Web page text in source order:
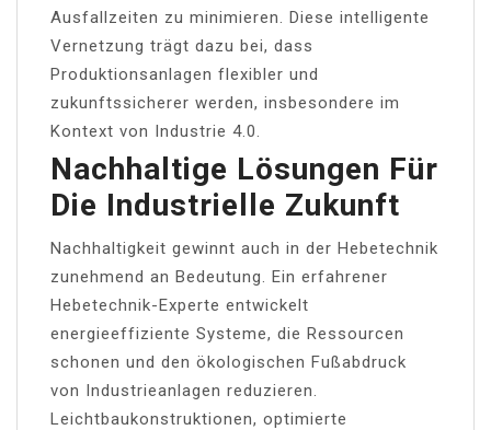
Ausfallzeiten zu minimieren. Diese intelligente
Vernetzung trägt dazu bei, dass
Produktionsanlagen flexibler und
zukunftssicherer werden, insbesondere im
Kontext von Industrie 4.0.
Nachhaltige Lösungen Für
Die Industrielle Zukunft
Nachhaltigkeit gewinnt auch in der Hebetechnik
zunehmend an Bedeutung. Ein erfahrener
Hebetechnik-Experte entwickelt
energieeffiziente Systeme, die Ressourcen
schonen und den ökologischen Fußabdruck
von Industrieanlagen reduzieren.
Leichtbaukonstruktionen, optimierte